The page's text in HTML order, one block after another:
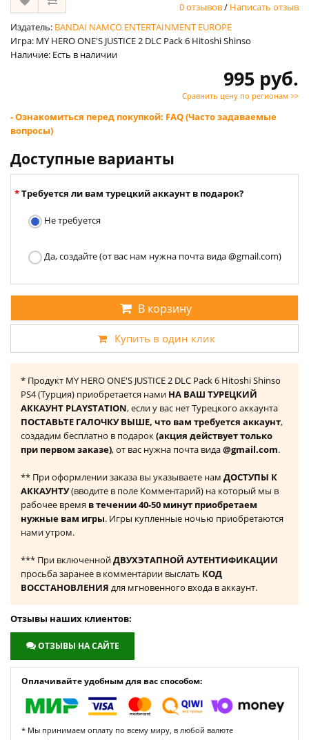
0 отзывов/ Написать отзыв
Издатель: BANDAI NAMCO ENTERTAINMENT EUROPE
Игра: MY HERO ONE'S JUSTICE 2 DLC Pack 6 Hitoshi Shinso
Наличие: Есть в наличии
995 руб.
Сравнить цену по регионам >>
- Ознакомиться перед покупкой: FAQ (Часто задаваемые
вопросы)
Доступные варианты
Требуется ли вам турецкий аккаунт в подарок?
Не требуется
Да, создайте (от вас нам нужна почта вида @gmail.com)
В корзину
Купить в один клик
* Продукт MY HERO ONE'S JUSTICE 2 DLC Pack 6 Hitoshi Shinso
PS4 (Турция) приобретается нами НА ВАШ ТУРЕЦКИЙ
АККАУНТ PLAYSTATION, если у вас нет Турецкого аккаунта
ПОСТАВЬТЕ ГАЛОЧКУ ВЫШЕ, что вам требуется аккаунт,
создадим бесплатно в подарок(акция действует только
при первом заказе), от вас нужна почта вида@gmail.com.
** При оформлении заказа вы указываете нам ДОСТУПЫ К
АККАУНТУ(вводите в поле Комментарий) на который мы в
рабочее время в течении 40-50 минут приобретаем
нужные вам игры. Игры купленные ночью приобретаются
нами утром.
*** При включеннойДВУХЭТАПНОЙ АУТЕНТИФИКАЦИИ
просьба заранее в комментарии выслать КОД
ВОССТАНОВЛЕНИЯ для мгновенного входа в аккаунт.
Отзывы наших клиентов:
ОТЗЫВЫ НА САЙТЕ
Оплачивайте удобным для вас способом:
* Мы принимаем оплату по всему миру, в любой валюте